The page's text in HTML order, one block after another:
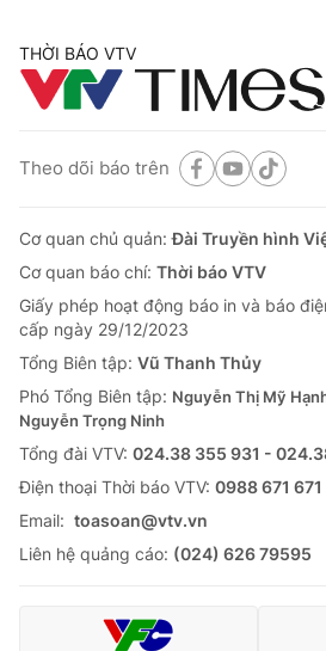
THỜI BÁO VTV
Theo dõi báo trên
Cơ quan chủ quản:Đài Truyền hình
Cơ quan báo chí: Thời báo VTV
Giấy phép hoạt động báo in và báo
cấp ngày 29/12/2023
Tổng Biên tập: Vũ Thanh Thủy
Phó Tổng Biên tập: Nguyễn Thị Mỹ
Nguyễn Trọng Ninh
Tổng đài VTV: 024.38 355 931 -
Ðiện thoại Thời báo VTV: 0988 671 671
Email: toasoan@vtv.vn
Liên hệ quảng cáo: (024) 626 79595